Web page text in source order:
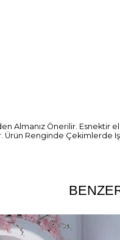
Almanız Önerilir.
Renginde Çekimlerde